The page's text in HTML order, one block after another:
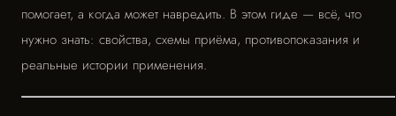
помогает, а когда может навредить. В этом гиде — всё, что
нужно знать: свойства, схемы приёма, противопоказания и
реальные истории применения.